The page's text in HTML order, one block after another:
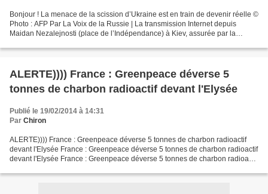
Bonjour ! La menace de la scission d’Ukraine est en train de devenir réelle ©
Photo : AFP Par La Voix de la Russie | La transmission Internet depuis
Maidan Nezalejnosti (place de l’Indépendance) à Kiev, assurée par la
ALERTE)))) France : Greenpeace déverse 5
tonnes de charbon radioactif devant l'Elysée
Publié le 19/02/2014 à 14:31
Par Chiron
ALERTE)))) France : Greenpeace déverse 5 tonnes de charbon radioactif
devant l'Elysée France : Greenpeace déverse 5 tonnes de charbon radioactif
devant l'Elysée France : Greenpeace déverse 5 tonnes de charbon radioactif